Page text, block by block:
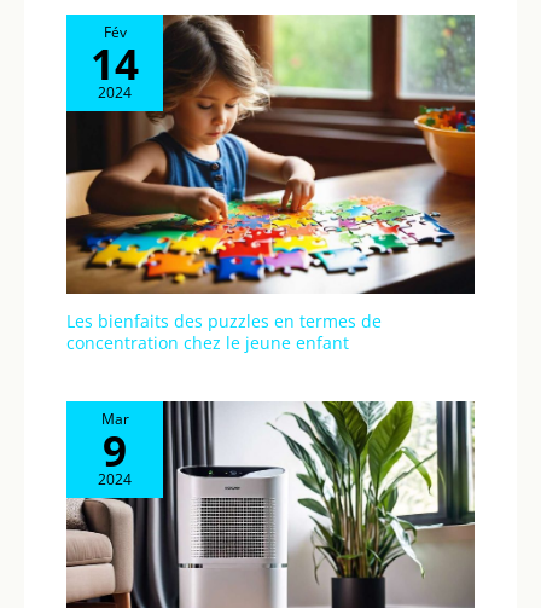
Fév
14
2024
Les bienfaits des puzzles en termes de
concentration chez le jeune enfant
Mar
9
2024